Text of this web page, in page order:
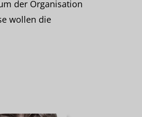
der Organisation
wollen die